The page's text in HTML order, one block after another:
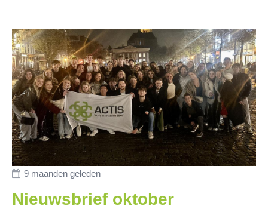
9 maanden geleden
Nieuwsbrief oktober